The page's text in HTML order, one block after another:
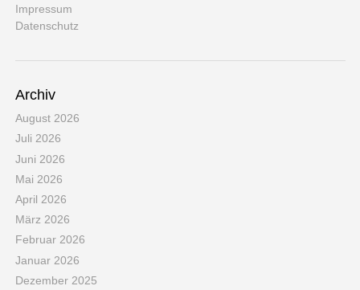
Impressum
Datenschutz
Archiv
August 2026
Juli 2026
Juni 2026
Mai 2026
April 2026
März 2026
Februar 2026
Januar 2026
Dezember 2025